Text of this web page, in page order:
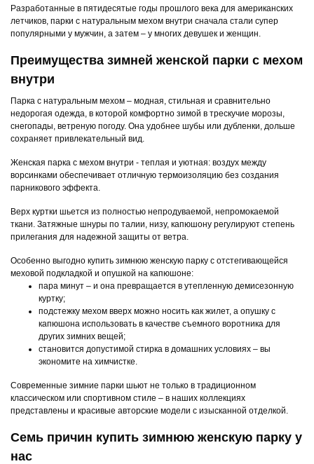
Разработанные в пятидесятые годы прошлого века для американских
летчиков, парки с натуральным мехом внутри сначала стали супер
популярными у мужчин, а затем – у многих девушек и женщин.
Преимущества зимней женской парки с мехом
внутри
Парка с натуральным мехом – модная, стильная и сравнительно
недорогая одежда, в которой комфортно зимой в трескучие морозы,
снегопады, ветреную погоду. Она удобнее шубы или дубленки, дольше
сохраняет привлекательный вид.
Женская парка с мехом внутри - теплая и уютная: воздух между
ворсинками обеспечивает отличную термоизоляцию без создания
парникового эффекта.
Верх куртки шьется из полностью непродуваемой, непромокаемой
ткани. Затяжные шнуры по талии, низу, капюшону регулируют степень
прилегания для надежной защиты от ветра.
Особенно выгодно купить зимнюю женскую парку с отстегивающейся
меховой подкладкой и опушкой на капюшоне:
пара минут – и она превращается в утепленную демисезонную
куртку;
подстежку мехом вверх можно носить как жилет, а опушку с
капюшона использовать в качестве съемного воротника для
других зимних вещей;
становится допустимой стирка в домашних условиях – вы
экономите на химчистке.
Современные зимние парки шьют не только в традиционном
классическом или спортивном стиле – в наших коллекциях
представлены и красивые авторские модели с изысканной отделкой.
Семь причин купить зимнюю женскую парку у
нас